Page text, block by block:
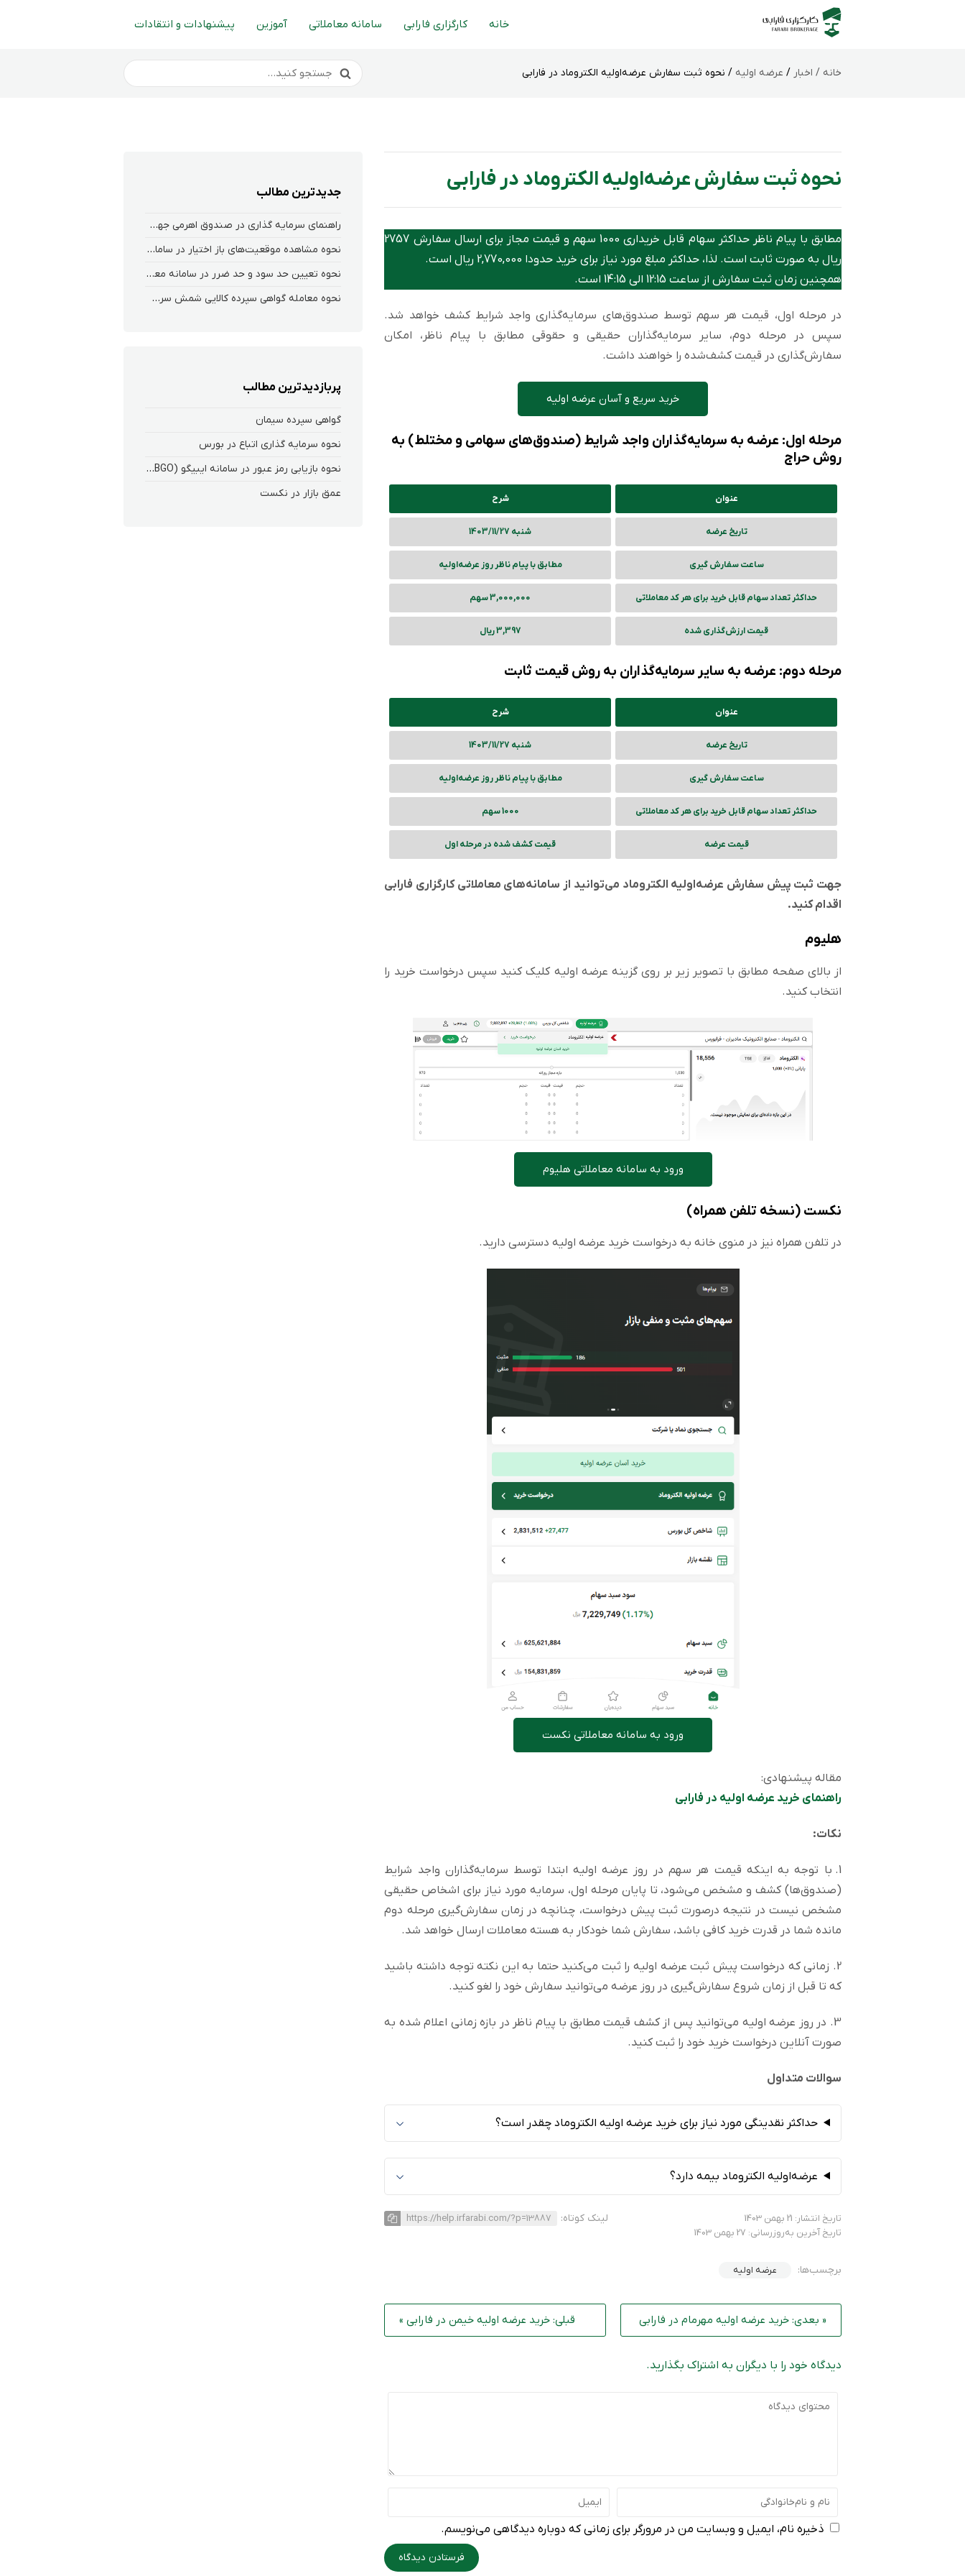
خانه کارگزاری فارابی سامانه معاملاتی آموزین پیشنهادات و انتقادات
خانه / اخبار / عرضه اولیه / نحوه ثبت سفارش عرضه‌اولیه الکتروماد در فارابی
نحوه ثبت سفارش عرضه‌اولیه الکتروماد در فارابی
مطابق با پیام ناظر حداکثر سهام قابل خریداری 1000 سهم و قیمت مجاز برای ارسال سفارش 2757
ریال به صورت ثابت است. لذا، حداکثر مبلغ مورد نیاز برای خرید حدودا 2,770,000 ریال است.
همچنین زمان ثبت‌ سفارش از ساعت 12:15 الی 14:15 است.
در مرحله اول، قیمت هر سهم توسط صندوق‌های سرمایه‌گذاری واجد شرایط کشف خواهد شد.
سپس در مرحله دوم، سایر سرمایه‌گذاران حقیقی و حقوقی مطابق با پیام ناظر، امکان
سفارش‌گذاری در قیمت کشف‌شده را خواهند داشت.
خرید سریع و آسان عرضه اولیه
مرحله اول: عرضه به سرمایه‌گذاران واجد شرایط (صندوق‌های سهامی و مختلط) به
روش حراج
عنوان شرح
تاریخ عرضه شنبه 1403/11/27
ساعت سفارش گیری مطابق با پیام ناظر روز عرضه‌اولیه
حداکثر تعداد سهام قابل خرید برای هر کد معاملاتی 3,000,000 سهم
قیمت ارزش‌گذاری شده 3,397 ریال
مرحله دوم: عرضه به سایر سرمایه‌گذاران به روش قیمت ثابت
عنوان شرح
تاریخ عرضه شنبه 1403/11/27
ساعت سفارش گیری مطابق با پیام ناظر روز عرضه‌اولیه
حداکثر تعداد سهام قابل خرید برای هر کد معاملاتی 1000 سهم
قیمت عرضه قیمت کشف شده در مرحله اول
جهت ثبت پیش سفارش عرضه‌اولیه الکتروماد می‌توانید از سامانه‌های معاملاتی کارگزاری فارابی
اقدام کنید.
هلیوم
از بالای صفحه مطابق با تصویر زیر بر روی گزینه عرضه اولیه کلیک کنید سپس درخواست خرید را
انتخاب کنید.
ورود به سامانه معاملاتی هلیوم
نکست (نسخه تلفن همراه)
در تلفن همراه نیز در منوی خانه به درخواست خرید عرضه اولیه دسترسی دارید.
ورود به سامانه معاملاتی نکست
مقاله پیشنهادی:
راهنمای خرید عرضه اولیه در فارابی
نکات:
1. با توجه به اینکه قیمت هر سهم در روز عرضه اولیه ابتدا توسط سرمایه‌گذاران واجد شرایط
(صندوق‌ها) کشف و مشخص می‌شود، تا پایان مرحله اول، سرمایه مورد نیاز برای اشخاص حقیقی
مشخص نیست در نتیجه درصورت ثبت پیش درخواست، چنانچه در زمان سفارش‌گیری مرحله دوم
مانده شما در قدرت خرید کافی باشد، سفارش شما خودکار به هسته معاملات ارسال خواهد شد.
2. زمانی که درخواست پیش ثبت عرضه اولیه را ثبت می‌کنید حتما به این نکته توجه داشته باشید
که تا قبل از زمان شروع سفارش‌گیری در روز عرضه می‌توانید سفارش خود را لغو کنید.
3. در روز عرضه اولیه می‌توانید پس از کشف قیمت مطابق با پیام ناظر در بازه زمانی اعلام شده به
صورت آنلاین درخواست خرید خود را ثبت کنید.
سوالات متداول
حداکثر نقدینگی مورد نیاز برای خرید عرضه اولیه الکتروماد چقدر است؟
عرضه‌اولیه الکتروماد بیمه دارد؟
تاریخ انتشار: 21 بهمن 1403
تاریخ آخرین به‌روزرسانی: 27 بهمن 1403
لینک کوتاه: https://help.irfarabi.com/?p=13887
برچسب‌ها: عرضه اولیه
« بعدی: خرید عرضه اولیه مهرمام در فارابی قبلی: خرید عرضه اولیه خیمن در فارابی »
دیدگاه خود را با دیگران به اشتراک بگذارید.
ذخیره نام، ایمیل و وبسایت من در مرورگر برای زمانی که دوباره دیدگاهی می‌نویسم.
جدیدترین مطالب
راهنمای سرمایه گذاری در صندوق اهرمی جهش
نحوه‌ مشاهده‌ موقعیت‌های باز اختیار در سامانه هلیوم و نکست
نحوه تعیین حد سود و حد ضرر در سامانه معاملاتی کارگزاری فارابی
نحوه معامله گواهی سپرده کالایی شمش سرب در فارابی
پربازدیدترین مطالب
گواهی سپرده سیمان
نحوه سرمایه گذاری اتباع در بورس
نحوه بازیابی رمز عبور در سامانه ایبیگو (EBGO) فارابی
عمق بازار در نکست